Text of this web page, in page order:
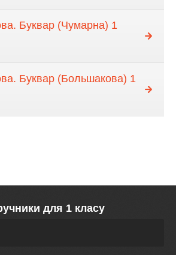
Буквар (Чумарна) 1
Буквар (Большакова) 1
для 1 класу